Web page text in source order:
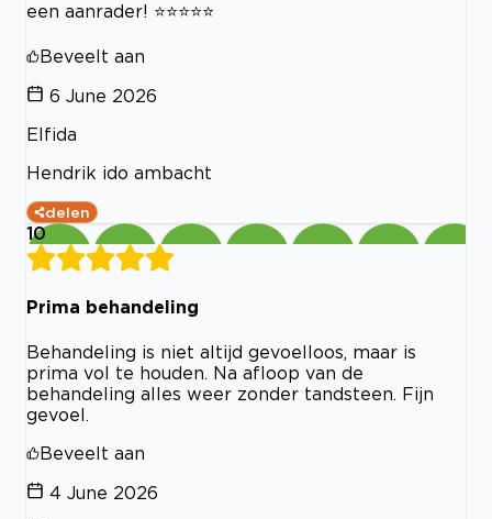
een aanrader! ⭐⭐⭐⭐⭐
Beveelt aan
6 June 2026
Elfida
Hendrik ido ambacht
delen
10
Prima behandeling
Behandeling is niet altijd gevoelloos, maar is
prima vol te houden. Na afloop van de
behandeling alles weer zonder tandsteen. Fijn
gevoel.
Beveelt aan
4 June 2026